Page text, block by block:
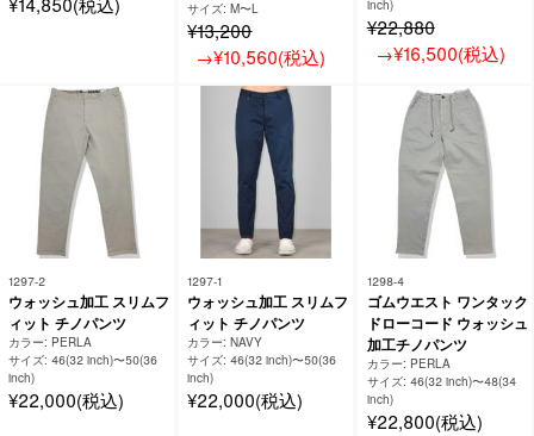
サイズ: M〜L
¥13,200
→¥10,560(税込)
inch)
¥22,880
→¥16,500(税込)
1297-2
ウォッシュ加工 スリムフ
ィット チノパンツ
カラー: PERLA
サイズ: 46(32 inch)〜50(36
inch)
¥22,000(税込)
1297-1
ウォッシュ加工 スリムフ
ィット チノパンツ
カラー: NAVY
サイズ: 46(32 inch)〜50(36
inch)
¥22,000(税込)
1298-4
ゴムウエスト ワンタック
ドローコード ウォッシュ
加工チノパンツ
カラー: PERLA
サイズ: 46(32 inch)〜48(34
inch)
¥22,800(税込)